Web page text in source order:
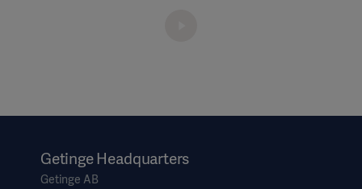
Getinge Headquarters
Getinge AB